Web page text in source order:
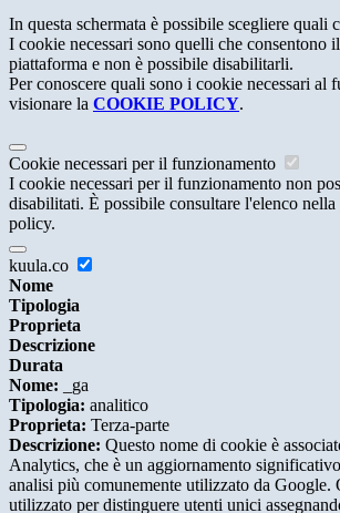
In questa schermata è possibile scegliere quali
I cookie necessari sono quelli che consentono
piattaforma e non è possibile disabilitarli.
Per conoscere quali sono i cookie necessari al
visionare la COOKIE POLICY.
Cookie necessari per il funzionamento
I cookie necessari per il funzionamento non
disabilitati. È possibile consultare l'elenco
policy.
kuula.co
Nome
Tipologia
Proprieta
Descrizione
Durata
Nome: _ga
Tipologia: analitico
Proprieta: Terza-parte
Descrizione: Questo nome di cookie è
Analytics, che è un aggiornamento
analisi più comunemente utilizzato da Google.
utilizzato per distinguere utenti unici